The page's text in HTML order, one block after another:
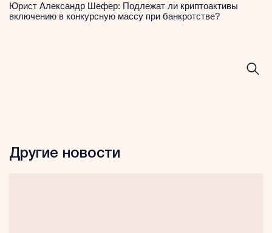
Юрист Александр Шефер: Подлежат ли криптоактивы
включению в конкурсную массу при банкротстве?
Другие новости